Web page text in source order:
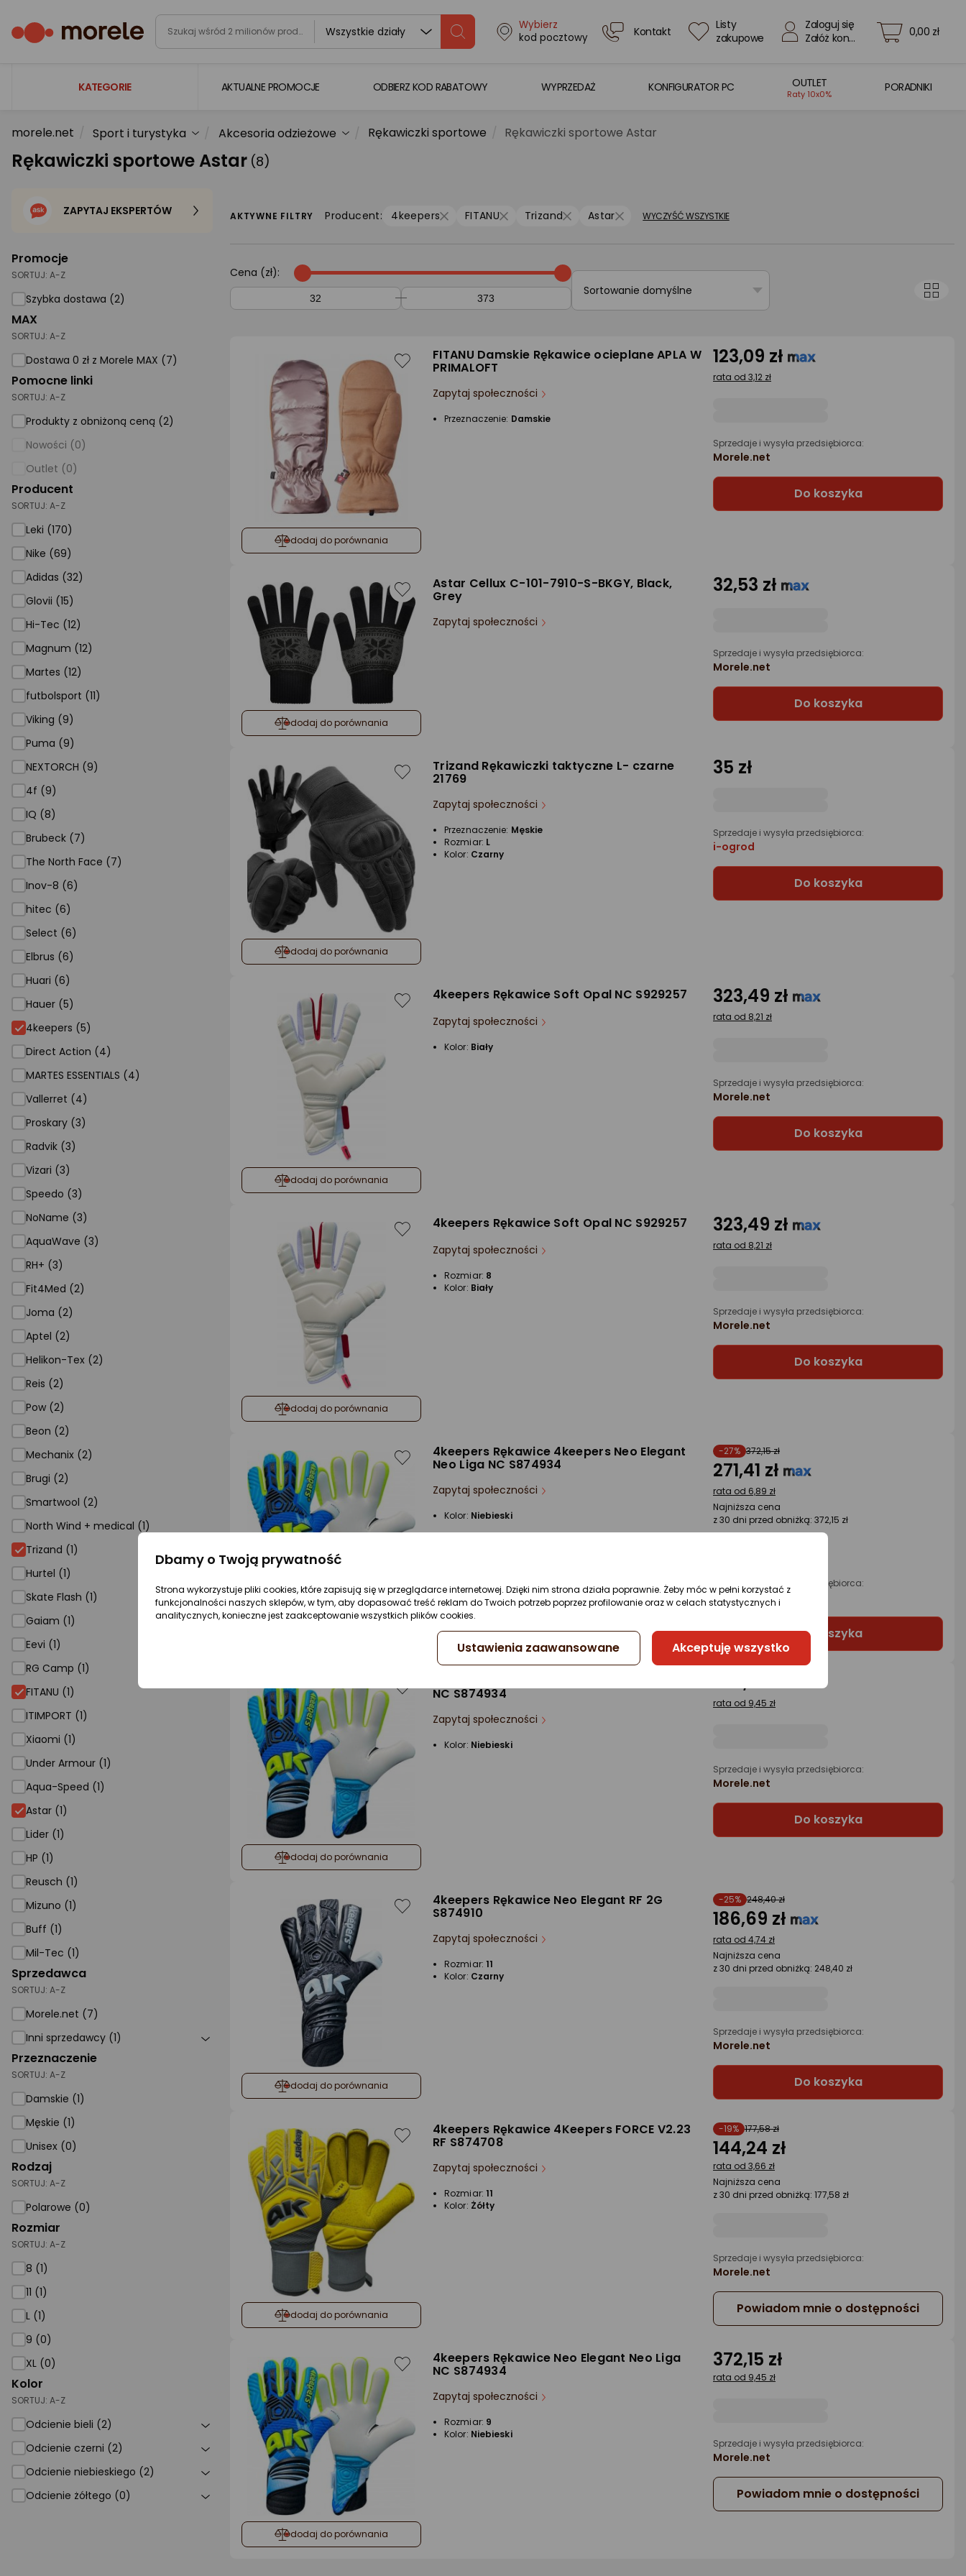
Wszystkie działy
Wybierz
kod pocztowy
Kontakt
Listy
zakupowe
Zaloguj się
Załóż konto
0,00 zł
KATEGORIE
Laptopy
Komputery
Gaming
Telewizory i audio
Foto i kamery
AGD duże
Dom i ogród
Biuro i firma
Sport i turystyka
Zabawki i dziecko
Supermarket
Strefa marek
AKTUALNE PROMOCJE ODBIERZ KOD RABATOWY WYPRZEDAŻ KONFIGURATOR PC OUTLET
Raty 10x0%
PORADNIKI
morele.net Sport i turystyka Akcesoria odzieżowe Rękawiczki sportowe Rękawiczki sportowe Astar
Rękawiczki sportowe Astar (8)
Promocje
SORTUJ: A-Z
Szybka dostawa (2)
MAX
SORTUJ: A-Z
Dostawa 0 zł z Morele MAX (7)
Pomocne linki
SORTUJ: A-Z
Produkty z obniżoną ceną (2)
Nowości (0)
Outlet (0)
Producent
SORTUJ: A-Z
Leki (170)
Nike (69)
Adidas (32)
Glovii (15)
Hi-Tec (12)
Magnum (12)
Martes (12)
futbolsport (11)
Viking (9)
Puma (9)
NEXTORCH (9)
4f (9)
IQ (8)
Brubeck (7)
The North Face (7)
Inov-8 (6)
hitec (6)
Select (6)
Elbrus (6)
Huari (6)
Hauer (5)
4keepers (5)
Direct Action (4)
MARTES ESSENTIALS (4)
Vallerret (4)
Proskary (3)
Radvik (3)
Vizari (3)
Speedo (3)
NoName (3)
AquaWave (3)
RH+ (3)
Fit4Med (2)
Joma (2)
Aptel (2)
Helikon-Tex (2)
Reis (2)
Pow (2)
Beon (2)
Mechanix (2)
Brugi (2)
Smartwool (2)
North Wind + medical (1)
Trizand (1)
Hurtel (1)
Skate Flash (1)
Gaiam (1)
Eevi (1)
RG Camp (1)
FITANU (1)
ITIMPORT (1)
Xiaomi (1)
Under Armour (1)
Aqua-Speed (1)
Astar (1)
Lider (1)
HP (1)
Reusch (1)
Mizuno (1)
Buff (1)
Mil-Tec (1)
Sprzedawca
SORTUJ: A-Z
Morele.net (7)
Inni sprzedawcy (1)
Przeznaczenie
SORTUJ: A-Z
Damskie (1)
Męskie (1)
Unisex (0)
Rodzaj
SORTUJ: A-Z
Polarowe (0)
Rozmiar
SORTUJ: A-Z
8 (1)
11 (1)
L (1)
9 (0)
XL (0)
Kolor
SORTUJ: A-Z
Odcienie bieli (2)
Odcienie czerni (2)
Odcienie niebieskiego (2)
Odcienie żółtego (0)
ZAPYTAJ EKSPERTÓW AKTYWNE FILTRY Producent: 4keepers FITANU Trizand Astar WYCZYŚĆ WSZYSTKIE
Cena (zł):
Sortowanie domyślne
dodaj do porównania
FITANU Damskie Rękawice ocieplane APLA W
PRIMALOFT
Zapytaj społeczności
Przeznaczenie: Damskie
123,09 zł
rata od 3,12 zł
Sprzedaje i wysyła przedsiębiorca:
Morele.net
Do koszyka
dodaj do porównania
Astar Cellux C-101-7910-S-BKGY, Black,
Grey
Zapytaj społeczności
32,53 zł
Sprzedaje i wysyła przedsiębiorca:
Morele.net
Do koszyka
dodaj do porównania
Trizand Rękawiczki taktyczne L- czarne
21769
Zapytaj społeczności
Przeznaczenie: Męskie
Rozmiar: L
Kolor: Czarny
35 zł
Sprzedaje i wysyła przedsiębiorca:
i-ogrod
Do koszyka
dodaj do porównania
4keepers Rękawice Soft Opal NC S929257
Zapytaj społeczności
Kolor: Biały
323,49 zł
rata od 8,21 zł
Sprzedaje i wysyła przedsiębiorca:
Morele.net
Do koszyka
dodaj do porównania
4keepers Rękawice Soft Opal NC S929257
Zapytaj społeczności
Rozmiar: 8
Kolor: Biały
323,49 zł
rata od 8,21 zł
Sprzedaje i wysyła przedsiębiorca:
Morele.net
Do koszyka
4keepers Rękawice 4keepers Neo Elegant
Neo Liga NC S874934
Zapytaj społeczności
Kolor: Niebieski
-27% 372,15 zł
271,41 zł
rata od 6,89 zł
Najniższa cena
z 30 dni przed obniżką: 372,15 zł
Sprzedaje i wysyła przedsiębiorca:
Morele.net
Do koszyka
dodaj do porównania
NC S874934
Zapytaj społeczności
Kolor: Niebieski
372,15 zł
rata od 9,45 zł
Sprzedaje i wysyła przedsiębiorca:
Morele.net
Do koszyka
dodaj do porównania
4keepers Rękawice Neo Elegant RF 2G
S874910
Zapytaj społeczności
Rozmiar: 11
Kolor: Czarny
-25% 248,40 zł
186,69 zł
rata od 4,74 zł
Najniższa cena
z 30 dni przed obniżką: 248,40 zł
Sprzedaje i wysyła przedsiębiorca:
Morele.net
Do koszyka
dodaj do porównania
4keepers Rękawice 4Keepers FORCE V2.23
RF S874708
Zapytaj społeczności
Rozmiar: 11
Kolor: Żółty
-19% 177,58 zł
144,24 zł
rata od 3,66 zł
Najniższa cena
z 30 dni przed obniżką: 177,58 zł
Sprzedaje i wysyła przedsiębiorca:
Morele.net
Powiadom mnie o dostępności
dodaj do porównania
4keepers Rękawice Neo Elegant Neo Liga
NC S874934
Zapytaj społeczności
Rozmiar: 9
Kolor: Niebieski
372,15 zł
rata od 9,45 zł
Sprzedaje i wysyła przedsiębiorca:
Morele.net
Powiadom mnie o dostępności
Dbamy o Twoją prywatność
Strona wykorzystuje pliki cookies, które zapisują się w przeglądarce internetowej. Dzięki nim strona działa poprawnie. Żeby móc w pełni korzystać z
funkcjonalności naszych sklepów, w tym, aby dopasować treść reklam do Twoich potrzeb poprzez profilowanie oraz w celach statystycznych i
analitycznych, konieczne jest zaakceptowanie wszystkich plików cookies.
Ustawienia zaawansowane Akceptuję wszystko